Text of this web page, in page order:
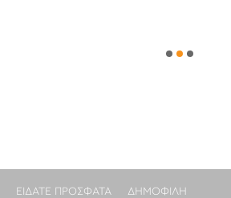
ΕΊΔΑΤΕ ΠΡΌΣΦΑΤΑ ΔΗΜΟΦΙΛΉ